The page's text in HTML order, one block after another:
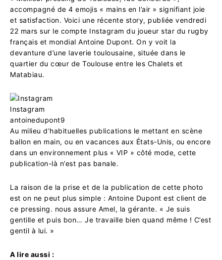
accompagné de 4 emojis « mains en l’air » signifiant joie
et satisfaction. Voici une récente story, publiée vendredi
22 mars sur le compte Instagram du joueur star du rugby
français et mondial Antoine Dupont. On y voit la
devanture d’une laverie toulousaine, située dans le
quartier du cœur de Toulouse entre les Chalets et
Matabiau.
Instagram
antoinedupont9
Au milieu d’habituelles publications le mettant en scène
ballon en main, ou en vacances aux États-Unis, ou encore
dans un environnement plus « VIP » côté mode, cette
publication-là n’est pas banale.
La raison de la prise et de la publication de cette photo
est on ne peut plus simple : Antoine Dupont est client de
ce pressing. nous assure Amel, la gérante. « Je suis
gentille et puis bon… Je travaille bien quand même ! C’est
gentil à lui. »
A lire aussi :